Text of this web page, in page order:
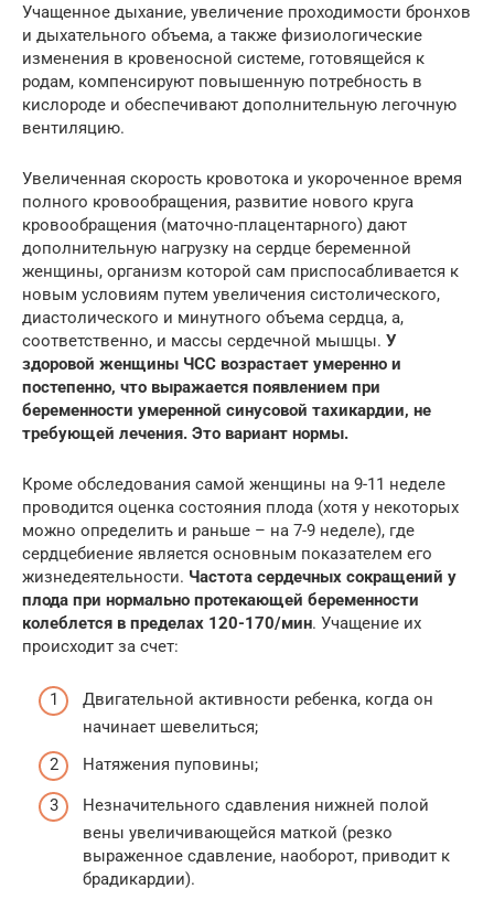
Учащенное дыхание, увеличение проходимости бронхов
и дыхательного объема, а также физиологические
изменения в кровеносной системе, готовящейся к
родам, компенсируют повышенную потребность в
кислороде и обеспечивают дополнительную легочную
вентиляцию.
Увеличенная скорость кровотока и укороченное время
полного кровообращения, развитие нового круга
кровообращения (маточно-плацентарного) дают
дополнительную нагрузку на сердце беременной
женщины, организм которой сам приспосабливается к
новым условиям путем увеличения систолического,
диастолического и минутного объема сердца, а,
соответственно, и массы сердечной мышцы. У
здоровой женщины ЧСС возрастает умеренно и
постепенно, что выражается появлением при
беременности умеренной синусовой тахикардии, не
требующей лечения. Это вариант нормы.
Кроме обследования самой женщины на 9-11 неделе
проводится оценка состояния плода (хотя у некоторых
можно определить и раньше – на 7-9 неделе), где
сердцебиение является основным показателем его
жизнедеятельности. Частота сердечных сокращений у
плода при нормально протекающей беременности
колеблется в пределах 120-170/мин. Учащение их
происходит за счет:
Двигательной активности ребенка, когда он
начинает шевелиться;
Натяжения пуповины;
Незначительного сдавления нижней полой
вены увеличивающейся маткой (резко
выраженное сдавление, наоборот, приводит к
брадикардии).